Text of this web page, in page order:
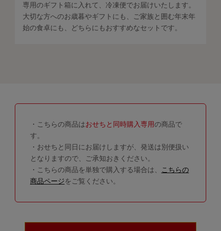
専用のギフト箱に入れて、冷凍便でお届けいたします。
大切な方へのお歳暮やギフトにも、ご家族と囲む年末年
始の食卓にも、どちらにもおすすめなセットです。
・こちらの商品はおせちと同時購入専用の商品で
す。
・おせちと同日にお届けしますが、発送は別便扱い
となりますので、ご承知おきください。
・こちらの商品を単独で購入する場合は、
こちらの
商品ページをご覧ください。